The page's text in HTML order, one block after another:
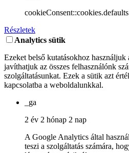
Részletek
Analytics sütik
Ezeket belső kutatásokhoz
javíthatjuk az összes felhasználónk
szolgáltatásunkat. Ezek a sütik azt
kapcsolatba a weboldalunkkal.
_ga
2 év 2 hónap 2 nap
A Google Analytics által
teszi a szolgáltatás számára,